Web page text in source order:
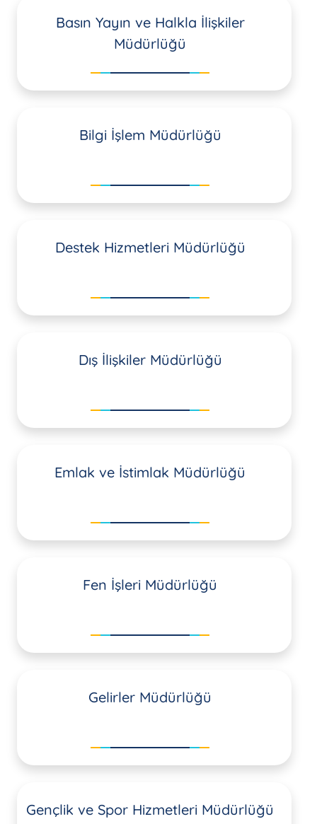
Basın Yayın ve Halkla İlişkiler
Müdürlüğü
Bilgi İşlem Müdürlüğü
Destek Hizmetleri Müdürlüğü
Dış İlişkiler Müdürlüğü
Emlak ve İstimlak Müdürlüğü
Fen İşleri Müdürlüğü
Gelirler Müdürlüğü
Gençlik ve Spor Hizmetleri Müdürlüğü